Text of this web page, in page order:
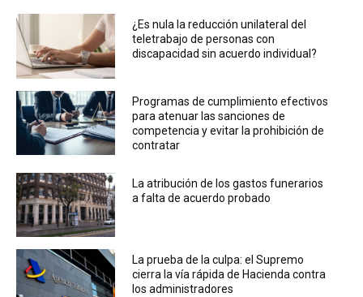
¿Es nula la reducción unilateral del
teletrabajo de personas con
discapacidad sin acuerdo individual?
Programas de cumplimiento efectivos
para atenuar las sanciones de
competencia y evitar la prohibición de
contratar
La atribución de los gastos funerarios
a falta de acuerdo probado
La prueba de la culpa: el Supremo
cierra la vía rápida de Hacienda contra
los administradores